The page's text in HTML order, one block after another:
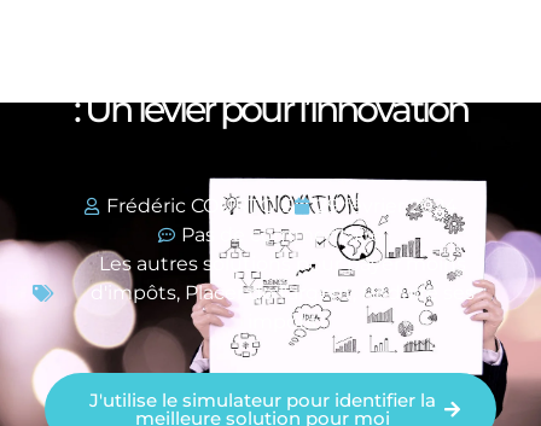
: Un levier pour l’innovation
Frédéric COURTOIS
29 février 2024
Pas de commentaire
Les autres solutions pour payer moins
d'impôts, Placer de l'argent Réduire ses
impôts
J'utilise le simulateur pour identifier la
meilleure solution pour moi